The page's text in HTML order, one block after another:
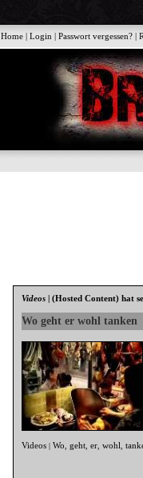
Home |Login |Passwort vergessen? |
Videos |(Hosted Content) hat
Wo geht er wohl tanken
Videos |Wo ,geht ,er ,wohl ,